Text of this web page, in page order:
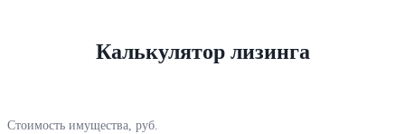
Калькулятор лизинга
Стоимость имущества, руб.